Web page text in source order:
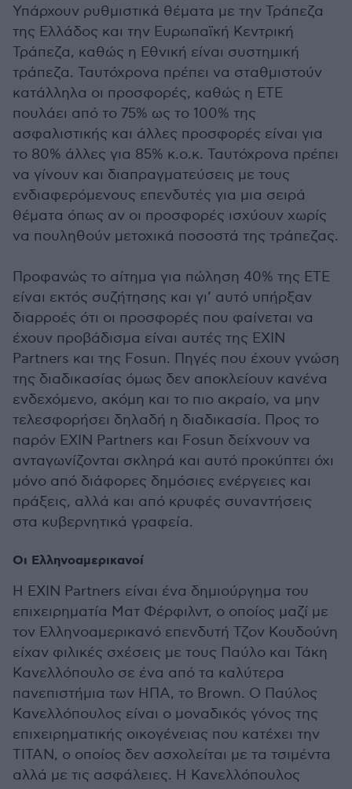
Υπάρχουν ρυθμιστικά θέματα με την Τράπεζα
της Ελλάδος και την Ευρωπαϊκή Κεντρική
Τράπεζα, καθώς η Εθνική είναι συστημική
τράπεζα. Ταυτόχρονα πρέπει να σταθμιστούν
κατάλληλα οι προσφορές, καθώς η ΕΤΕ
πουλάει από το 75% ως το 100% της
ασφαλιστικής και άλλες προσφορές είναι για
το 80% άλλες για 85% κ.ο.κ. Ταυτόχρονα πρέπει
να γίνουν και διαπραγματεύσεις με τους
ενδιαφερόμενους επενδυτές για μια σειρά
θέματα όπως αν οι προσφορές ισχύουν χωρίς
να πουληθούν μετοχικά ποσοστά της τράπεζας.
Προφανώς το αίτημα για πώληση 40% της ΕΤΕ
είναι εκτός συζήτησης και γι’ αυτό υπήρξαν
διαρροές ότι οι προσφορές που φαίνεται να
έχουν προβάδισμα είναι αυτές της EXIN
Partners και της Fosun. Πηγές που έχουν γνώση
της διαδικασίας όμως δεν αποκλείουν κανένα
ενδεχόμενο, ακόμη και το πιο ακραίο, να μην
τελεσφορήσει δηλαδή η διαδικασία. Προς το
παρόν EXIN Partners και Fosun δείχνουν να
ανταγωνίζονται σκληρά και αυτό προκύπτει όχι
μόνο από διάφορες δημόσιες ενέργειες και
πράξεις, αλλά και από κρυφές συναντήσεις
στα κυβερνητικά γραφεία.
Οι Ελληνοαμερικανοί
Η ΕΧΙΝ Partners είναι ένα δημιούργημα του
επιχειρηματία Ματ Φέρφιλντ, ο οποίος μαζί με
τον Ελληνοαμερικανό επενδυτή Τζον Κουδούνη
είχαν φιλικές σχέσεις με τους Παύλο και Τάκη
Κανελλόπουλο σε ένα από τα καλύτερα
πανεπιστήμια των ΗΠΑ, το Βrown. Ο Παύλος
Κανελλόπουλος είναι ο μοναδικός γόνος της
επιχειρηματικής οικογένειας που κατέχει την
ΤΙΤΑΝ, ο οποίος δεν ασχολείται με τα τσιμέντα
αλλά με τις ασφάλειες. Η Κανελλόπουλος